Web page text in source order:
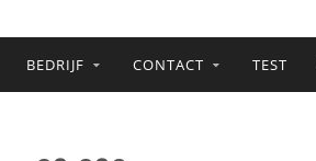
BEDRIJF CONTACT TEST